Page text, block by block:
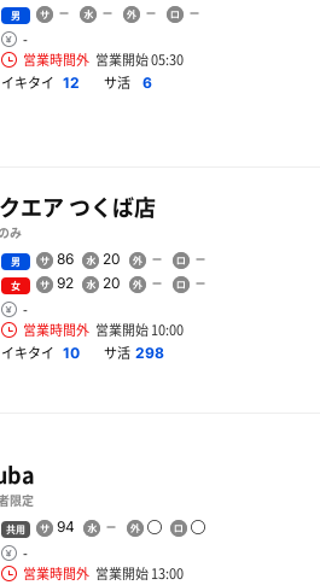
男
-
営業時間外 営業開始 05:30
イキタイ 12 サ活 6
エア つくば店
み
男 86 20
女 92 20
-
営業時間外 営業開始 10:00
イキタイ 10 サ活 298
限定
共用 94
-
営業時間外 営業開始 13:00